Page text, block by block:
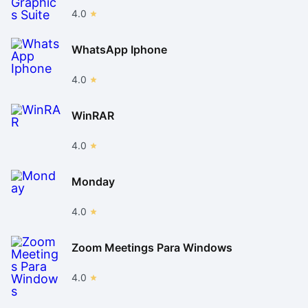
4.0
WhatsApp Iphone
4.0
WinRAR
4.0
Monday
4.0
Zoom Meetings Para Windows
4.0